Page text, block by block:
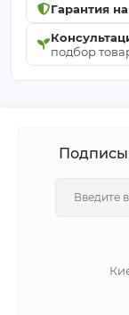
Гарантия
подбор